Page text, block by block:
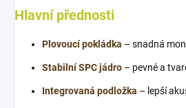
Hlavní přednosti
Plovoucí pokládka – snadná
Stabilní SPC jádro – pevné a
Integrovaná podložka – lepší